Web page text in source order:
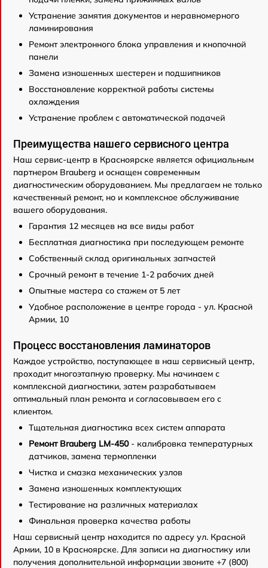
Устранение замятия документов и неравномерного
ламинирования
Ремонт электронного блока управления и кнопочной
панели
Замена изношенных шестерен и подшипников
Восстановление корректной работы системы
охлаждения
Устранение проблем с автоматической подачей
Преимущества нашего сервисного центра
Наш сервис-центр в Красноярске является официальным
партнером Brauberg и оснащен современным
диагностическим оборудованием. Мы предлагаем не только
качественный ремонт, но и комплексное обслуживание
вашего оборудования.
Гарантия 12 месяцев на все виды работ
Бесплатная диагностика при последующем ремонте
Собственный склад оригинальных запчастей
Срочный ремонт в течение 1-2 рабочих дней
Опытные мастера со стажем от 5 лет
Удобное расположение в центре города - ул. Красной
Армии, 10
Процесс восстановления ламинаторов
Каждое устройство, поступающее в наш сервисный центр,
проходит многоэтапную проверку. Мы начинаем с
комплексной диагностики, затем разрабатываем
оптимальный план ремонта и согласовываем его с
клиентом.
Тщательная диагностика всех систем аппарата
Ремонт Brauberg LM-450- калибровка температурных
датчиков, замена термопленки
Чистка и смазка механических узлов
Замена изношенных комплектующих
Тестирование на различных материалах
Финальная проверка качества работы
Наш сервисный центр находится по адресу ул. Красной
Армии, 10 в Красноярске. Для записи на диагностику или
получения дополнительной информации звоните +7 (800)